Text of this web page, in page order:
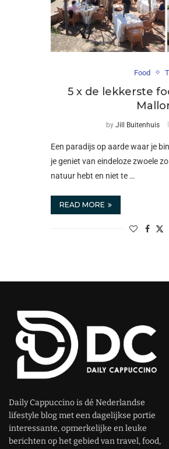
Food
5 x de lekkerste
byJill Buitenhuis
Een paradijs op aarde waar je
je geniet van eindeloze zwoele
natuur hebt en niet te …
READ MORE
Daily Cappuccino is dé Nederlandse
lifestyle blog met een dagelijkse portie
interessante, opmerkelijke en leuke
berichten op het gebied van travel, food,